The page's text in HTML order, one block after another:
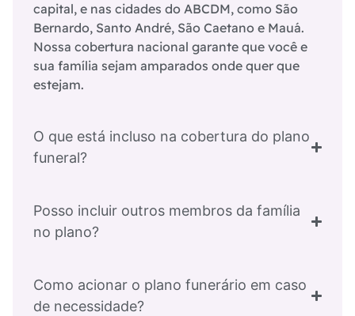
capital, e nas cidades do ABCDM, como São
Bernardo, Santo André, São Caetano e Mauá.
Nossa cobertura nacional garante que você e
sua família sejam amparados onde quer que
estejam.
O que está incluso na cobertura do plano
funeral?
Posso incluir outros membros da família
no plano?
Como acionar o plano funerário em caso
de necessidade?